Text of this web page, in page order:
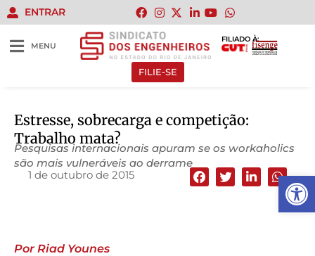
Abrir
ENTRAR
MENU
FILIADO À:
FILIE-SE
Estresse, sobrecarga e competição:
Trabalho mata?
Pesquisas internacionais apuram se os workaholics
são mais vulneráveis ao derrame
1 de outubro de 2015
Por Riad Younes